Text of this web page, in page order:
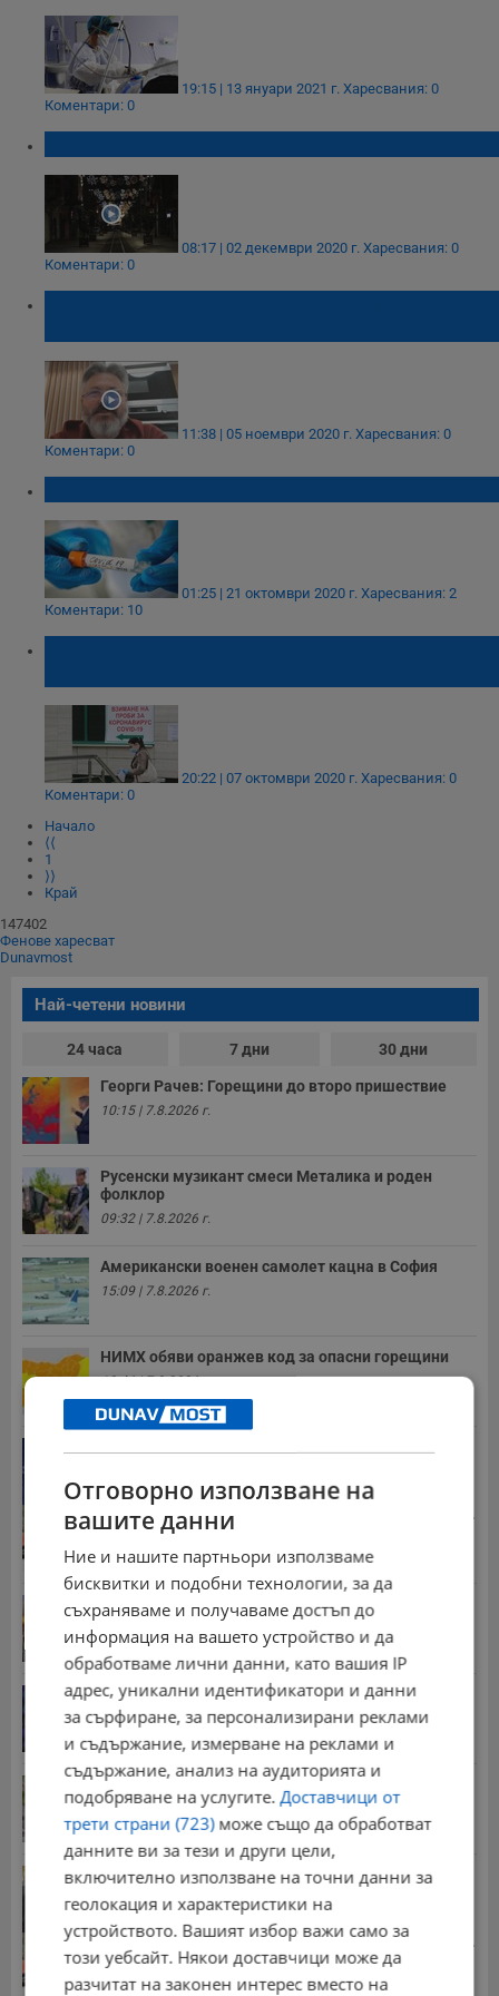
19:15 | 13 януари 2021 г. Харесвания: 0
Коментари: 0
08:17 | 02 декември 2020 г. Харесвания: 0
Коментари: 0
11:38 | 05 ноември 2020 г. Харесвания: 0
Коментари: 0
01:25 | 21 октомври 2020 г. Харесвания: 2
Коментари: 10
20:22 | 07 октомври 2020 г. Харесвания: 0
Коментари: 0
Начало
⟨⟨
1
⟩⟩
Край
147402
Фенове харесват
Dunavmost
Най-четени новини
24 часа 7 дни 30 дни
Георги Рачев: Горещини до второ пришествие
10:15 | 7.8.2026 г.
Русенски музикант смеси Металика и роден
фолклор
09:32 | 7.8.2026 г.
Американски военен самолет кацна в София
15:09 | 7.8.2026 г.
НИМХ обяви оранжев код за опасни горещини
13:46 | 7.8.2026 г.
Стотици хиляди пенсии ще бъдат намалени, ако...
08:14 | 5.8.2026 г.
Българка поръча първия домашен робот за
домакинска...
20:03 | 5.8.2026 г.
От 2 август влизат в сила нови правила при...
11:12 | 2.8.2026 г.
Мъж загина след скок в реката до Къпиновския...
15:20 | 4.8.2026 г.
Иван Демерджиев смени трима областни
13:55 | 5.8.2026 г.
Стотици хиляди пенсии ще бъдат намалени, ако...
08:14 | 5.8.2026 г.
Отговорно използване на
вашите данни
Ние и нашите партньори използваме
бисквитки и подобни технологии, за да
съхраняваме и получаваме достъп до
информация на вашето устройство и да
обработваме лични данни, като вашия IP
адрес, уникални идентификатори и данни
за сърфиране, за персонализирани реклами
и съдържание, измерване на реклами и
съдържание, анализ на аудиторията и
подобряване на услугите.Доставчици от
трети страни (723)може също да обработват
данните ви за тези и други цели,
включително използване на точни данни за
геолокация и характеристики на
устройството. Вашият избор важи само за
този уебсайт. Някои доставчици може да
разчитат на законен интерес вместо на